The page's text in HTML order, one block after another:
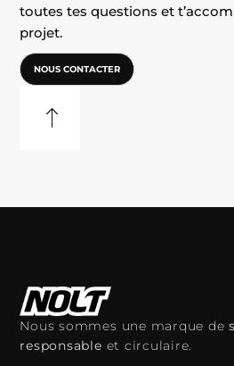
toutes tes questions et
projet.
NOUS CONTACTER
Nous sommes une marque de
responsable et circulaire.